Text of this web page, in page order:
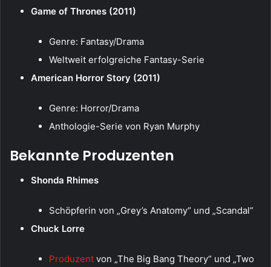
Game of Thrones (2011)
Genre: Fantasy/Drama
Weltweit erfolgreiche Fantasy-Serie
American Horror Story (2011)
Genre: Horror/Drama
Anthologie-Serie von Ryan Murphy
Bekannte Produzenten
Shonda Rhimes
Schöpferin von „Grey’s Anatomy“ und „Scandal“
Chuck Lorre
Produzent von „The Big Bang Theory“ und „Two